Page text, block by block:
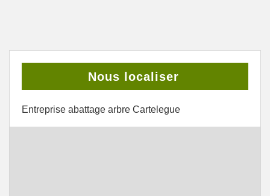
Nous localiser
Entreprise abattage arbre Cartelegue